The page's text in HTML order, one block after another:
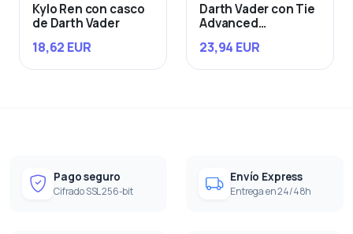
Kylo Ren con casco
de Darth Vader
18,62 EUR
Darth Vader con Tie
Advanced
23,94 EUR
Pago seguro
Cifrado SSL 256-bit
Envío Express
Entrega en 24/48h